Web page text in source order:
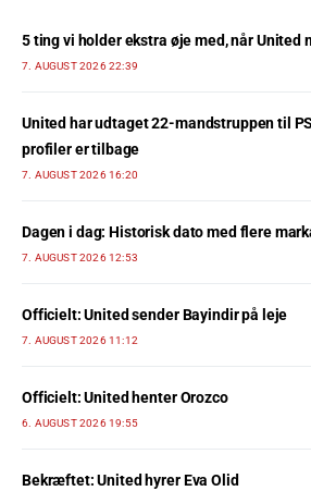
5 ting vi holder ekstra øje med, når United
7. AUGUST 2026 22:39
United har udtaget 22-mandstruppen til
profiler er tilbage
7. AUGUST 2026 16:20
Dagen i dag: Historisk dato med flere
7. AUGUST 2026 12:53
Officielt: United sender Bayindir på leje
7. AUGUST 2026 11:12
Officielt: United henter Orozco
6. AUGUST 2026 19:55
Bekræftet: United hyrer Eva Olid